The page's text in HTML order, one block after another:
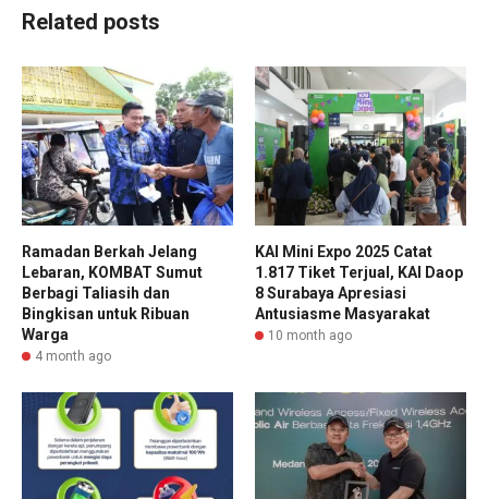
Related posts
Ramadan Berkah Jelang
Lebaran, KOMBAT Sumut
Berbagi Taliasih dan
Bingkisan untuk Ribuan
Warga
4 month ago
KAI Mini Expo 2025 Catat
1.817 Tiket Terjual, KAI Daop
8 Surabaya Apresiasi
Antusiasme Masyarakat
10 month ago